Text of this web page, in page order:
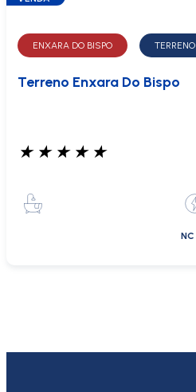
ENXARA DO BISPO TERRENO
Terreno Enxara Do Bispo
★ ★ ★ ★ ★
NC